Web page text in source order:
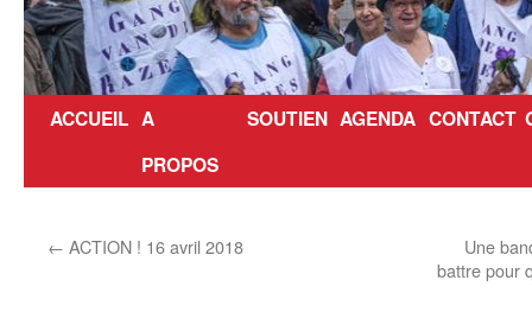
ACCUEIL A
PROPOS
SOUTIEN AGENDA CONTACT
← ACTION ! 16 avril 2018
Une
battre pour